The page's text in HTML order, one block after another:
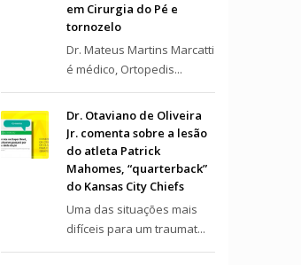
em Cirurgia do Pé e
tornozelo
Dr. Mateus Martins Marcatti
é médico, Ortopedis...
Dr. Otaviano de Oliveira
Jr. comenta sobre a lesão
do atleta Patrick
Mahomes, “quarterback”
do Kansas City Chiefs
Uma das situações mais
difíceis para um traumat...